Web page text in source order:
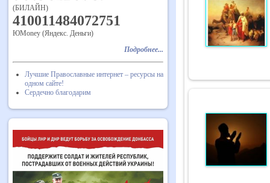
(БИЛАЙН)
410011484072751
ЮMoney (Яндекс. Деньги)
Подробнее...
Лучшие Православные интернет – ресурсы на
одном сайте!
Сердечно благодарим